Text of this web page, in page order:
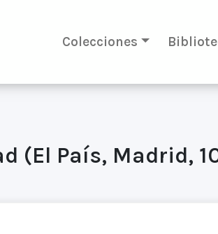
Colecciones
(El País, Madrid,